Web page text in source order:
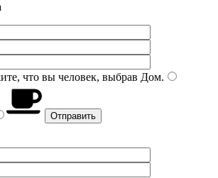
что вы человек, выбрав Дом.